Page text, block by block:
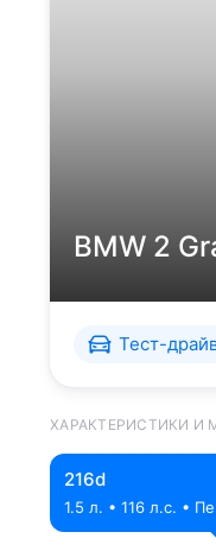
BMW 2
Тест-
ХАРАКТЕРИСТИКИ И
216d
1.5 л. • 116 л.с. •